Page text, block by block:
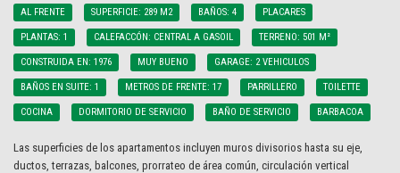
AL FRENTE SUPERFICIE: 289 M2 BAÑOS: 4 PLACARES
PLANTAS: 1 CALEFACCÓN: CENTRAL A GASOIL TERRENO: 501 M²
CONSTRUIDA EN: 1976 MUY BUENO GARAGE: 2 VEHICULOS
BAÑOS EN SUITE: 1 METROS DE FRENTE: 17 PARRILLERO TOILETTE
COCINA DORMITORIO DE SERVICIO BAÑO DE SERVICIO BARBACOA
Las superficies de los apartamentos incluyen muros divisorios hasta su eje,
ductos, terrazas, balcones, prorrateo de área común, circulación vertical